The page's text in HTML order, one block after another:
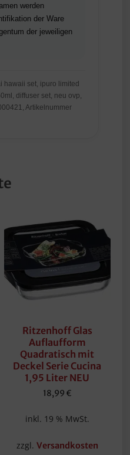
werden
der Ware
der jeweiligen
hawaii set, ipuro limited
diffuser set, neu ovp,
Artikelnummer
Ritzenhoff Glas
Auflaufform
Quadratisch mit
Deckel Serie Cucina
1,95 Liter NEU
18,99 €
inkl. 19 % MwSt.
zzgl. Versandkosten